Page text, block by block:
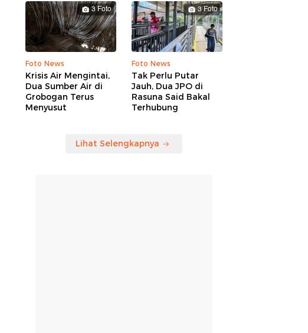
3 Foto
Foto News
Krisis Air Mengintai,
Dua Sumber Air di
Grobogan Terus
Menyusut
3 Foto
Foto News
Tak Perlu Putar
Jauh, Dua JPO di
Rasuna Said Bakal
Terhubung
Lihat Selengkapnya